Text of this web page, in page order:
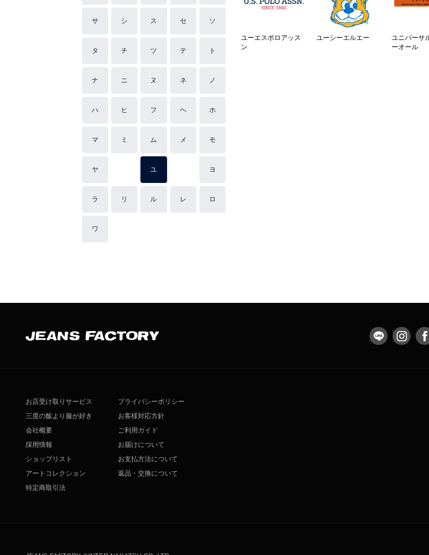
サ シ ス セ ソ
タ チ ツ テ ト
ナ ニ ヌ ネ ノ
ハ ヒ フ ヘ ホ
マ ミ ム メ モ
ヤ ユ ヨ
ラ リ ル レ ロ
ワ
ユーエスポロアッス
ン
ユーシーエルエー
ユニバーサ
ーオール
お店受け取りサービス
三度の飯より服が好き
会社概要
採用情報
ショップリスト
アートコレクション
特定商取引法
プライバシーポリシー
お客様対応方針
ご利用ガイド
お届けについて
お支払方法について
返品・交換について